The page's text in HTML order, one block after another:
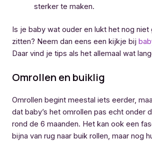
sterker te maken.
Is je baby wat ouder en lukt het nog
zitten? Neem dan eens een kijkje bij
Daar vind je tips als het allemaal wat
Omrollen en buiklig
Omrollen begint meestal iets eerder,
dat baby’s het omrollen pas echt onder
rond de 6 maanden. Het kan ook een
bijna van rug naar buik rollen, maar nog